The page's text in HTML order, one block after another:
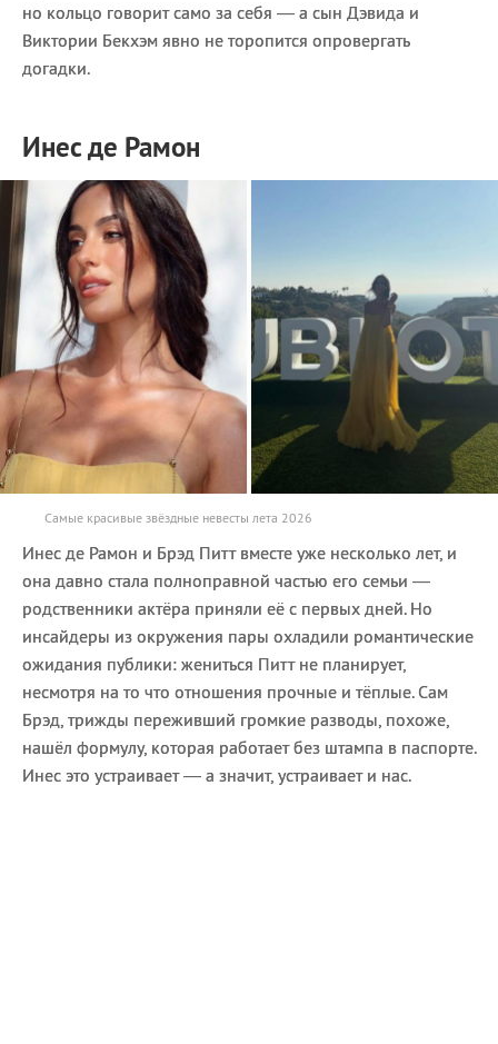
но кольцо говорит само за себя — а сын Дэвида и
Виктории Бекхэм явно не торопится опровергать
догадки.
Инес де Рамон
Самые красивые звёздные невесты лета 2026
Инес де Рамон и Брэд Питт вместе уже несколько лет, и
она давно стала полноправной частью его семьи —
родственники актёра приняли её с первых дней. Но
инсайдеры из окружения пары охладили романтические
ожидания публики: жениться Питт не планирует,
несмотря на то что отношения прочные и тёплые. Сам
Брэд, трижды переживший громкие разводы, похоже,
нашёл формулу, которая работает без штампа в паспорте.
Инес это устраивает — а значит, устраивает и нас.